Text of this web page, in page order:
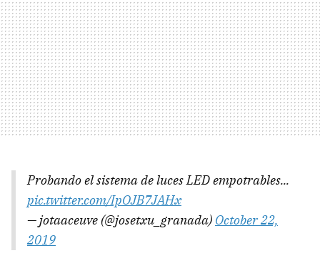
Probando el sistema de luces LED empotrables...
pic.twitter.com/IpOJB7JAHx
— jotaaceuve (@josetxu_granada) October 22,
2019